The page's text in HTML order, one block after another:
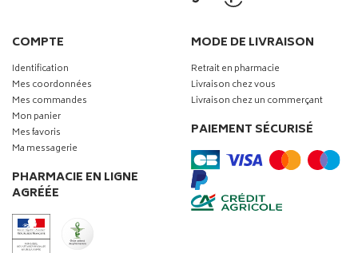
COMPTE
Identification
Mes coordonnées
Mes commandes
Mon panier
Mes favoris
Ma messagerie
PHARMACIE EN LIGNE
AGRÉÉE
MODE DE LIVRAISON
Retrait en pharmacie
Livraison chez vous
Livraison chez un commerçant
PAIEMENT SÉCURISÉ